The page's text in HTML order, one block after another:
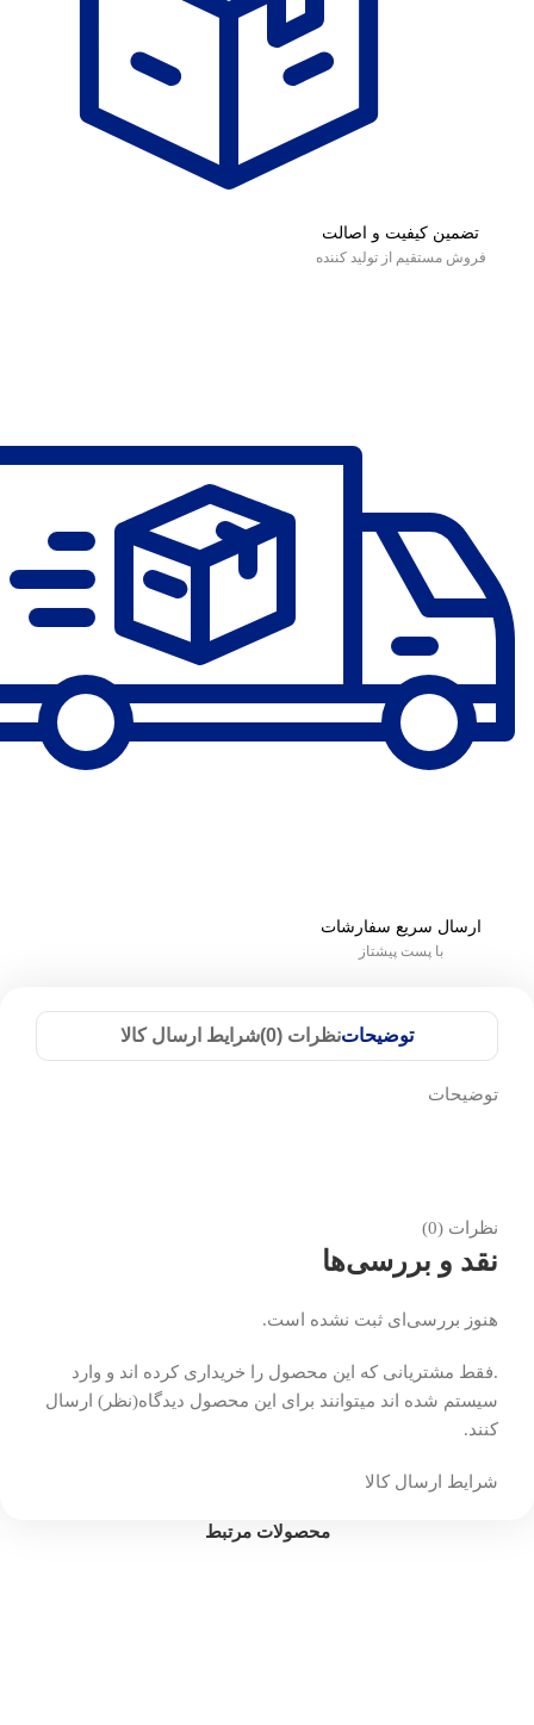
تضمین کیفیت و اصالت
فروش مستقیم از تولید کننده
ارسال سریع سفارشات
با پست پیشتاز
توضیحاتنظرات (0) شرایط ارسال کالا
توضیحات
نظرات (0)
نقد و بررسی‌ها
هنوز بررسی‌ای ثبت نشده است.
.فقط مشتریانی که این محصول را خریداری کرده اند و وارد
سیستم شده اند میتوانند برای این محصول دیدگاه(نظر) ارسال
کنند.
شرایط ارسال کالا
محصولات مرتبط